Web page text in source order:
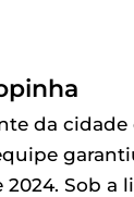
da
Sob a